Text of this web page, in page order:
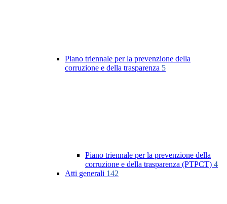
Piano triennale per la prevenzione della
corruzione e della trasparenza 5
Piano triennale per la prevenzione della
corruzione e della trasparenza (PTPCT) 4
Atti generali 142